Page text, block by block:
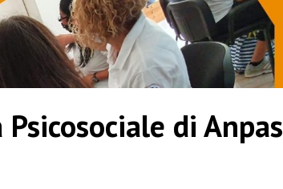
di Anpas